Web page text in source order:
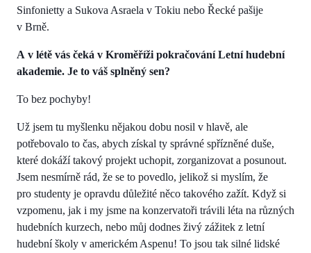
Sinfonietty a Sukova Asraela v Tokiu nebo Řecké pašije
v Brně.
A v létě vás čeká v Kroměříži pokračování Letní hudební
akademie. Je to váš splněný sen?
To bez pochyby!
Už jsem tu myšlenku nějakou dobu nosil v hlavě, ale
potřebovalo to čas, abych získal ty správné spřízněné duše,
které dokáží takový projekt uchopit, zorganizovat a posunout.
Jsem nesmírně rád, že se to povedlo, jelikož si myslím, že
pro studenty je opravdu důležité něco takového zažít. Když si
vzpomenu, jak i my jsme na konzervatoři trávili léta na různých
hudebních kurzech, nebo můj dodnes živý zážitek z letní
hudební školy v americkém Aspenu! To jsou tak silné lidské